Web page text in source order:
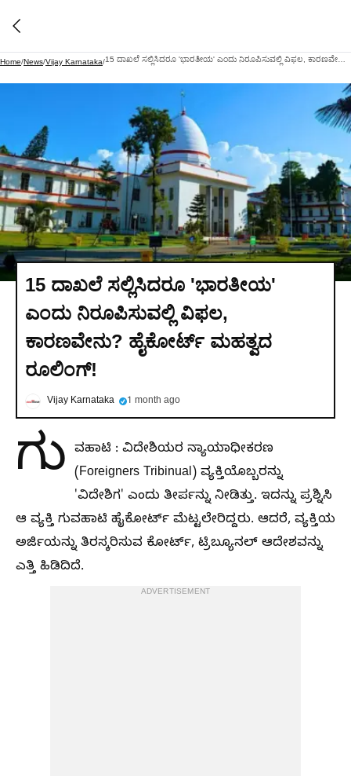
Home/News/Vijay Karnataka/
15 ದಾಖಲೆ ಸಲ್ಲಿಸಿದರೂ 'ಭಾರತೀಯ'
ಎಂದು ನಿರೂಪಿಸುವಲ್ಲಿ ವಿಫಲ,
ಕಾರಣವೇನು? ಹೈಕೋರ್ಟ್ ಮಹತ್ವದ
ರೂಲಿಂಗ್!
Vijay Karnataka 1 month ago
ಗು ವಹಾಟಿ : ವಿದೇಶಿಯರ ನ್ಯಾಯಾಧೀಕರಣ
(Foreigners Tribinual) ವ್ಯಕ್ತಿಯೊಬ್ಬರನ್ನು
'ವಿದೇಶಿಗ' ಎಂದು ತೀರ್ಪನ್ನು ನೀಡಿತ್ತು. ಇದನ್ನು ಪ್ರಶ್ನಿಸಿ
ಆ ವ್ಯಕ್ತಿ ಗುವಹಾಟಿ ಹೈಕೋರ್ಟ್ ಮೆಟ್ಟಲೇರಿದ್ದರು. ಆದರೆ, ವ್ಯಕ್ತಿಯ
ಅರ್ಜಿಯನ್ನು ತಿರಸ್ಕರಿಸುವ ಕೋರ್ಟ್, ಟ್ರಿಬ್ಯೂನಲ್ ಆದೇಶವನ್ನು
ಎತ್ತಿ ಹಿಡಿದಿದೆ.
ADVERTISEMENT